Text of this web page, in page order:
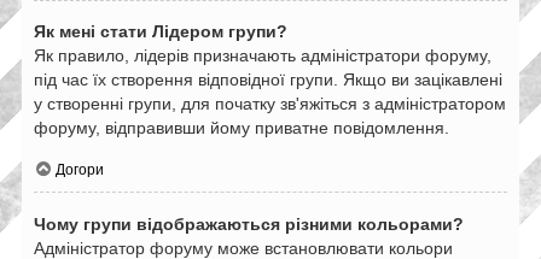
Як мені стати Лідером групи?
Як правило, лідерів призначають адміністратори форуму,
під час їх створення відповідної групи. Якщо ви зацікавлені
у створенні групи, для початку зв'яжіться з адміністратором
форуму, відправивши йому приватне повідомлення.
Догори
Чому групи відображаються різними кольорами?
Адміністратор форуму може встановлювати кольори